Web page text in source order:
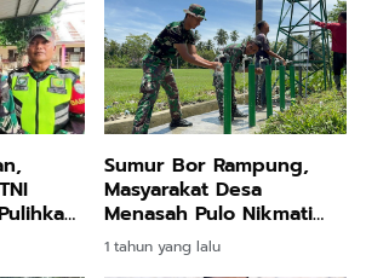
Sumur Bor Rampung,
Masyarakat Desa
Menasah Pulo Nikmati
Air Bersih
1 tahun yang lalu